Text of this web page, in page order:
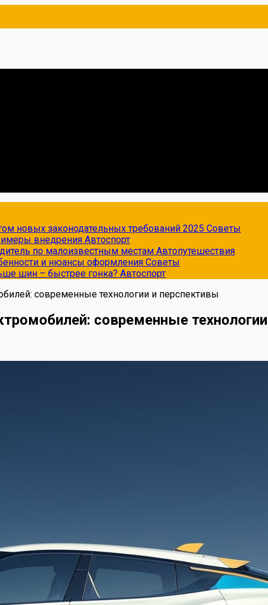
новых законодательных требований 2025 Советы
внедрения Автоспорт
по малоизвестным местам Автопутешествия
и нюансы оформления Советы
шин – быстрее гонка? Автоспорт
современные технологии и перспективы
современные